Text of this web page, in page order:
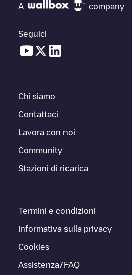
A company
Seguici
Chi siamo
Contattaci
Lavora con noi
Community
Stazioni di ricarica
Termini e condizioni
Informativa sulla privacy
Cookies
Assistenza/FAQ